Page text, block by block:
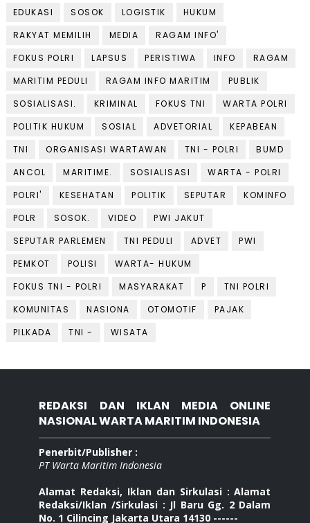
EDUKASI
SOSOK LOGISTIK
HUKUM
RAKYAT MEMILIH
MEDIA
RAGAM INFO'
FOKUS POLRI
LAPSUS PERISTIWA INFO
RAGAM
MARITIM PEDULI
RAGAM INFO MARITIM
PUBLIK
SOSIALISASI.
KRIMINAL FOKUS TNI
WARTA POLRI
POLITIK HUKUM
SOSIAL ADVETORIAL
KEPABEAN
TNI
ORGANISASI WARTAWAN TNI - POLRI
BUMD
ANCOL
MARITIME. SOSIALISASI
WARTA - POLRI
POLRI'
KESEHATAN POLITIK SEPUTAR
KOMINFO
POLR
SOSOK. VIDEO
PWI JAKUT
SEPUTAR PARLEMEN
TNI PEDULI ADVET
PWI
PEMKOT
POLISI
WARTA- HUKUM
FOKUS TNI - POLRI
MASYARAKAT P
TNI POLRI
KOMUNITAS
NASIONA OTOMOTIF
PAJAK
PILKADA
TNI - WISATA
REDAKSI DAN IKLAN MEDIA ONLINE
NASIONAL WARTA MARITIM INDONESIA
Penerbit/Publisher :
PT Warta Maritim Indonesia
Alamat Redaksi, Iklan dan Sirkulasi : Alamat
Redaksi/Iklan /Sirkulasi : Jl Baru Gg. 2 Dalam
No. 1 Cilincing Jakarta Utara 14130 ------